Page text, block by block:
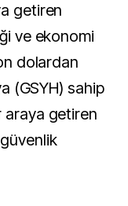
getiren
ve ekonomi
dolardan
(GSYH) sahip
araya getiren